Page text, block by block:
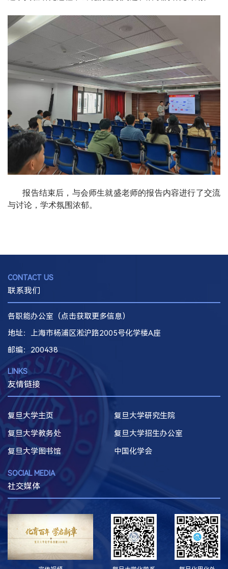
报告结束后，与会师生就盛老师的报告内容进行了交流
与讨论，学术氛围浓郁。
CONTACT US
联系我们
各职能办公室（点击获取更多信息）
地址：上海市杨浦区淞沪路2005号化学楼A座
邮编：200438
LINKS
友情链接
复旦大学主页
复旦大学研究生院
复旦大学教务处
复旦大学招生办公室
复旦大学图书馆
中国化学会
SOCIAL MEDIA
社交媒体